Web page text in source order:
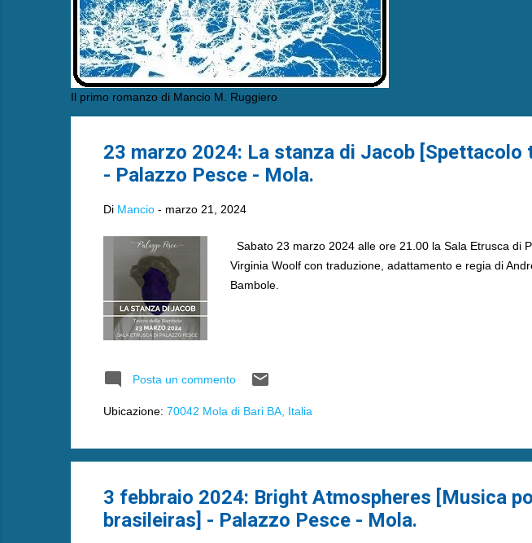
Il primo romanzo di Mancio M. Ruggiero
23 marzo 2024: La stanza di Jacob
- Palazzo Pesce - Mola.
Di Mancio - marzo 21, 2024
Sabato 23 marzo 2024 alle ore 21.00 la Sala Etrusca di
Virginia Woolf con traduzione, adattamento e regia di
Bambole.
Posta un commento
Ubicazione: 70042 Mola di Bari BA, Italia
3 febbraio 2024: Bright Atmospheres [Musica
brasileiras] - Palazzo Pesce - Mola.